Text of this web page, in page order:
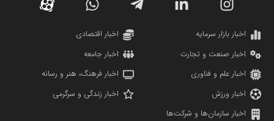
دانشگاه سئوی ایران
مریم حاج نوروز نظری
اخبار بازار سرمایه
اخبار اقتصادی
اخبار صنعت و تجارت
اخبار جامعه
اخبار علم و فناوری
اخبار فرهنگ، هنر و رسانه
اخبار ورزش
اخبار زندگی و سرگرمی
اخبار سازمان‌ها و شرکت‌ها